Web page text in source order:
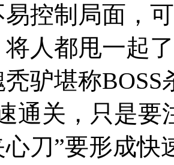
控制局面，
人都甩一起
驴堪称
通关，只是
刀”要形成快